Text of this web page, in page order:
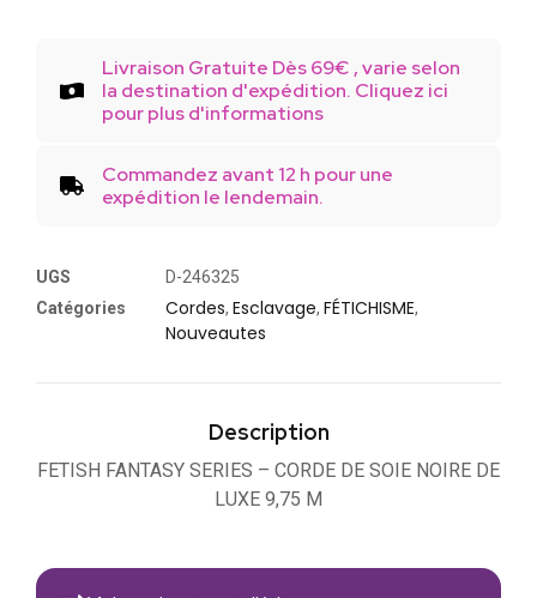
Livraison Gratuite Dès 69€ , varie selon
la destination d'expédition. Cliquez ici
pour plus d'informations
Commandez avant 12 h pour une
expédition le lendemain.
UGS
D-246325
Catégories
Cordes, Esclavage, FÉTICHISME,
Nouveautes
Description
FETISH FANTASY SERIES – CORDE DE SOIE NOIRE DE
LUXE 9,75 M